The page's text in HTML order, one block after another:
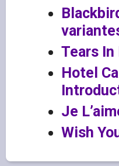
Tears
Hotel
Je
Wish